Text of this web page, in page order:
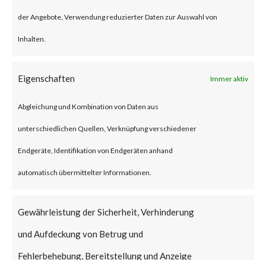
der Angebote, Verwendung reduzierter Daten zur Auswahl von
Inhalten.
Eigenschaften Immer aktiv
Abgleichung und Kombination von Daten aus
unterschiedlichen Quellen, Verknüpfung verschiedener
Endgeräte, Identifikation von Endgeräten anhand
automatisch übermittelter Informationen.
Gewährleistung der Sicherheit, Verhinderung
und Aufdeckung von Betrug und
Fehlerbehebung, Bereitstellung und Anzeige
together may allow attackers to
for authentication on the
compromised system. Both
vulnerabilities have been added
to CISA’s Known Exploited
What is the Vendor Solution?